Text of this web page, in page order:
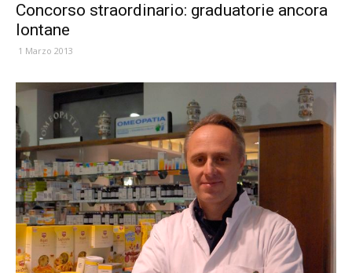
Concorso straordinario: graduatorie ancora
lontane
1 Marzo 2013